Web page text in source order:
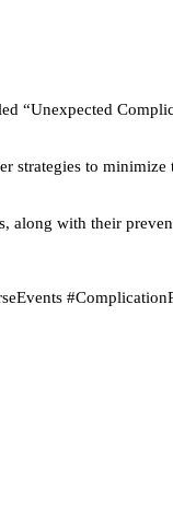
to
with their